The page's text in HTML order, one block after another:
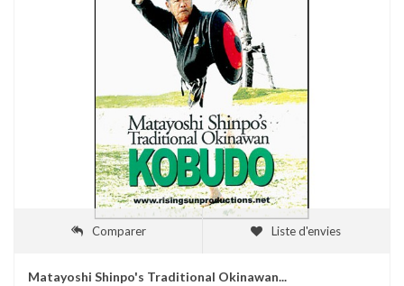
Comparer Liste d'envies
Matayoshi Shinpo's Traditional Okinawan...